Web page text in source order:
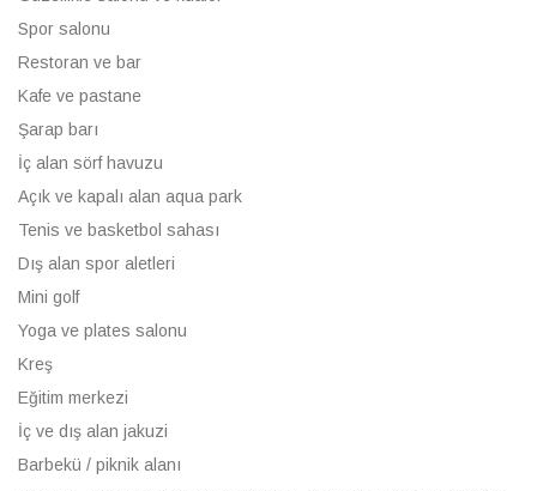
Spor salonu
Restoran ve bar
Kafe ve pastane
Şarap barı
İç alan sörf havuzu
Açık ve kapalı alan aqua park
Tenis ve basketbol sahası
Dış alan spor aletleri
Mini golf
Yoga ve plates salonu
Kreş
Eğitim merkezi
İç ve dış alan jakuzi
Barbekü / piknik alanı